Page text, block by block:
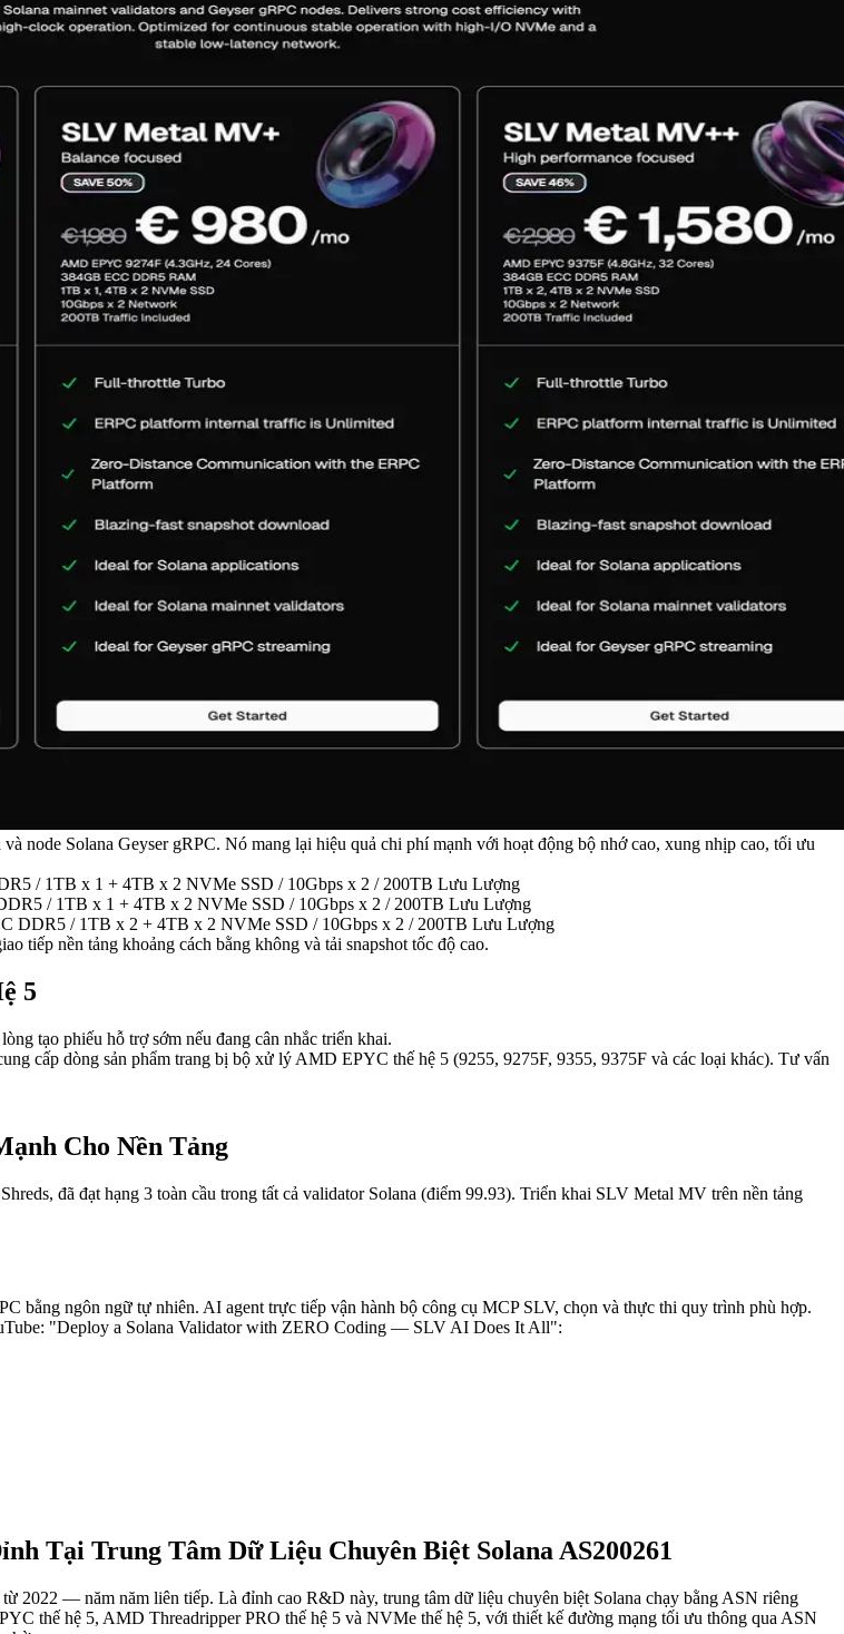
node Solana Geyser gRPC. Nó mang lại hiệu quả chi phí mạnh với hoạt động bộ nhớ cao, xung nhịp cao, tối ưu
/ 1TB x 1 + 4TB x 2 NVMe SSD / 10Gbps x 2 / 200TB Lưu Lượng
/ 1TB x 1 + 4TB x 2 NVMe SSD / 10Gbps x 2 / 200TB Lưu Lượng
DDR5 / 1TB x 2 + 4TB x 2 NVMe SSD / 10Gbps x 2 / 200TB Lưu Lượng
tiếp nền tảng khoảng cách bằng không và tải snapshot tốc độ cao.
5
tạo phiếu hỗ trợ sớm nếu đang cân nhắc triển khai.
cấp dòng sản phẩm trang bị bộ xử lý AMD EPYC thế hệ 5 (9255, 9275F, 9355, 9375F và các loại khác). Tư vấn
Cho Nền Tảng
đã đạt hạng 3 toàn cầu trong tất cả validator Solana (điểm 99.93). Triển khai SLV Metal MV trên nền tảng
bằng ngôn ngữ tự nhiên. AI agent trực tiếp vận hành bộ công cụ MCP SLV, chọn và thực thi quy trình phù hợp.
"Deploy a Solana Validator with ZERO Coding — SLV AI Does It All":
Tại Trung Tâm Dữ Liệu Chuyên Biệt Solana AS200261
— năm năm liên tiếp. Là đỉnh cao R&D này, trung tâm dữ liệu chuyên biệt Solana chạy bằng ASN riêng
thế hệ 5, AMD Threadripper PRO thế hệ 5 và NVMe thế hệ 5, với thiết kế đường mạng tối ưu thông qua ASN